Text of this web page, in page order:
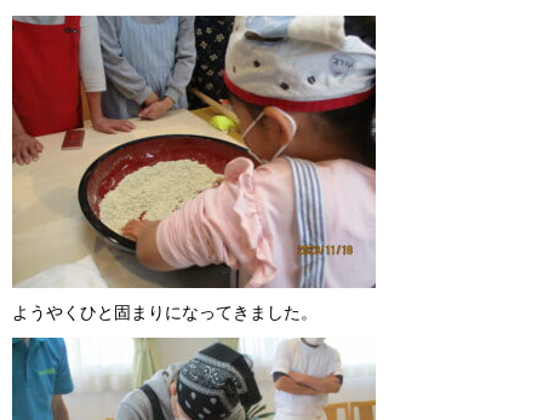
ようやくひと固まりになってきました。